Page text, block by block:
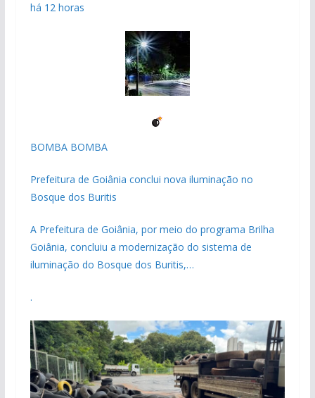
há 12 horas
BOMBA BOMBA
Prefeitura de Goiânia conclui nova iluminação no
Bosque dos Buritis
A Prefeitura de Goiânia, por meio do programa Brilha
Goiânia, concluiu a modernização do sistema de
iluminação do Bosque dos Buritis,…
.